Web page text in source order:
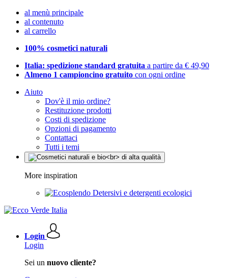
al menù principale
al contenuto
al carrello
100% cosmetici naturali
Italia: spedizione standard gratuita a partire da € 49,90
Almeno 1 campioncino gratuito con ogni ordine
Aiuto
Dov'è il mio ordine?
Restituzione prodotti
Costi di spedizione
Opzioni di pagamento
Contattaci
Tutti i temi
More inspiration
Detersivi e detergenti ecologici
Login
Login
Sei un nuovo cliente?